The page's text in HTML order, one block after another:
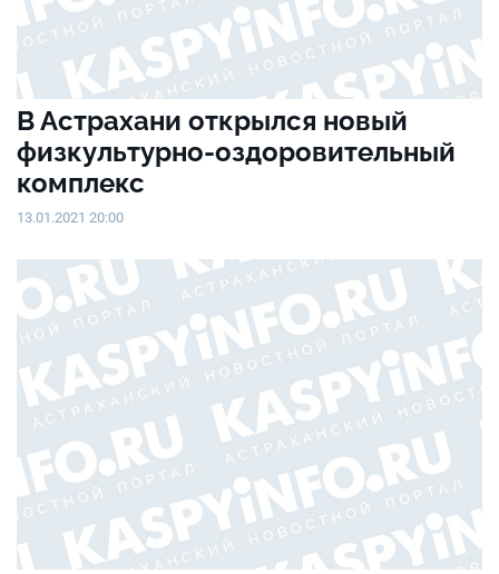
В Астрахани открылся новый
физкультурно-оздоровительный
комплекс
13.01.2021 20:00